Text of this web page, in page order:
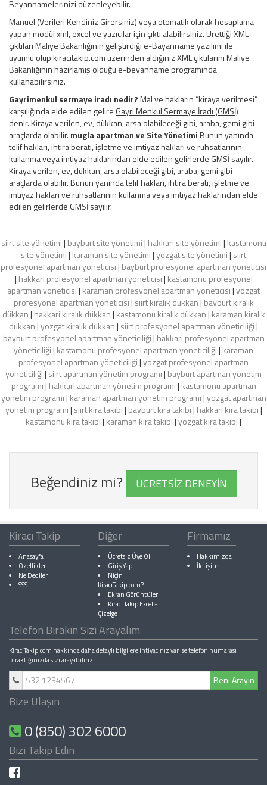
Beyannamelerinizi düzenleyebilir.
Manuel (Verileri Kendiniz Girersiniz) veya otomatik olarak hesaplama
yapan modül xml, excel ve yazıcılar için çıktı alabilirsiniz. Ürettiği XML
çıktıları Maliye Bakanlığının geliştirdiği e-Bayanname yazılımı ile
uyumlu olup kiracitakip.com üzerinden aldığınız XML çıktılarını Maliye
Bakanlığının hazırlamış olduğu e-beyanname programında
kullanabilirsiniz.
Gayrimenkul sermaye iradı nedir?Mal ve hakların “kiraya verilmesi”
karşılığında elde edilen gelire Gayri Menkul Sermaye İradı (GMSİ)
denir. Kiraya verilen, ev, dükkan, arsa olabileceği gibi, araba, gemi gibi
araçlarda olabilir. mugla apartman ve Site YönetimiBunun yanında
telif hakları, ihtira beratı, işletme ve imtiyaz hakları ve ruhsatlarının
kullanma veya imtiyaz haklarından elde edilen gelirlerde GMSİ sayılır.
Kiraya verilen, ev, dükkan, arsa olabileceği gibi, araba, gemi gibi
araçlarda olabilir. Bunun yanında telif hakları, ihtira beratı, işletme ve
imtiyaz hakları ve ruhsatlarının kullanma veya imtiyaz haklarından elde
edilen gelirlerde GMSİ sayılır.
siirt site yönetimi| bayburt site yönetimi| hakkari site yönetimi| kastamonu
site yönetimi| karaman site yönetimi|yozgat site yönetimi| siirt
profesyonel apartman yöneticisi| bayburt profesyonel apartman yöneticisi
| hakkari profesyonel apartman yöneticisi| kastamonu profesyonel
apartman yöneticisi| karaman profesyonel apartman yöneticisi|yozgat
profesyonel apartman yöneticisi| siirt kiralık dükkan| bayburt kiralık
dükkan| hakkari kiralık dükkan| kastamonu kiralık dükkan| karaman kiralık
dükkan|yozgat kiralık dükkan| siirt profesyonel apartman yöneticiliği|
bayburt profesyonel apartman yöneticiliği| hakkari profesyonel apartman
yöneticiliği| kastamonu profesyonel apartman yöneticiliği| karaman
profesyonel apartman yöneticiliği|yozgat profesyonel apartman
yöneticiliği| siirt apartman yönetim programı| bayburt apartman yönetim
programı| hakkari apartman yönetim programı| kastamonu apartman
yönetim programı| karaman apartman yönetim programı|yozgat apartman
yönetim programı| siirt kira takibi| bayburt kira takibi| hakkari kira takibi|
kastamonu kira takibi| karaman kira takibi|yozgat kira takibi|
Beğendiniz mi? ÜCRETSİZ DENEYİN
Kiracı Takip
Anasayfa
Özellikler
Ne Dediler
SSS
Diğer
Ücretsiz Üye Ol
Giriş Yap
Niçin
KiracıTakip.com?
Ekran Görüntüleri
Kiracı Takip Excel-
Çizelge
Firmamız
Hakkımızda
İletişim
Telefon Bırakın Sizi Arayalım
KiracıTakip.com hakkında daha detaylı bilgilere ihtiyacınız var ise telefon numarası
bıraktığınızda sizi arayabiliriz.
Beni Arayın
Bize Ulaşın
0 (850) 302 6000
Bizi Takip Edin